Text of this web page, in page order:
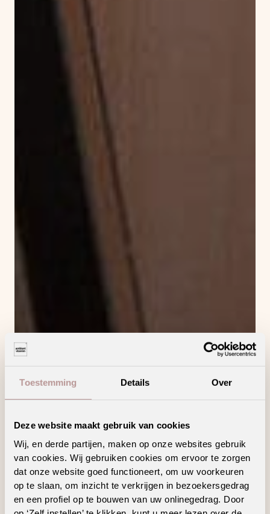
Toestemming Details Over
Deze website maakt gebruik van cookies
Wij, en derde partijen, maken op onze websites gebruik
van cookies. Wij gebruiken cookies om ervoor te zorgen
dat onze website goed functioneert, om uw voorkeuren
op te slaan, om inzicht te verkrijgen in bezoekersgedrag
en een profiel op te bouwen van uw onlinegedrag. Door